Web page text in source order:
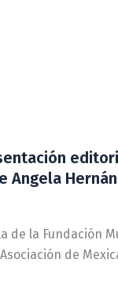
Angela
de la Fundación
de